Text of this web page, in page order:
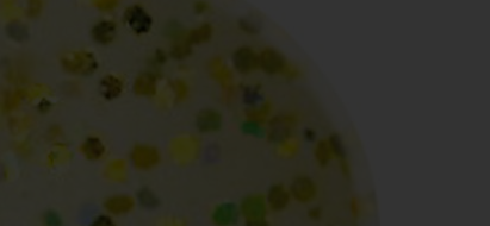
Fußpflege